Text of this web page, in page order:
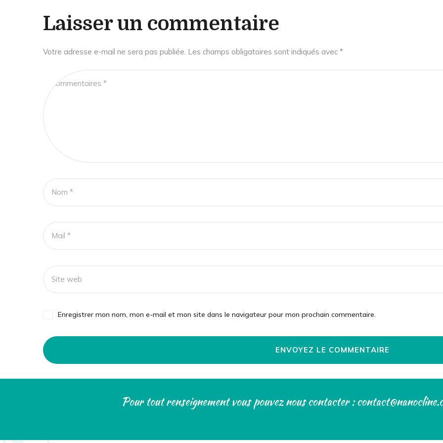
Laisser un commentaire
Votre adresse e-mail ne sera pas publiée. Les champs obligatoires sont indiqués avec *
Enregistrer mon nom, mon e-mail et mon site dans le navigateur pour mon prochain commentaire.
Pour tout renseignement vous pouvez nous contacter :